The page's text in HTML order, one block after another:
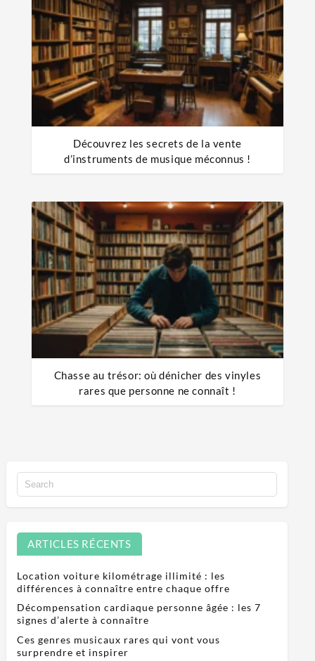
Découvrez les secrets de la vente
d’instruments de musique méconnus !
Chasse au trésor: où dénicher des vinyles
rares que personne ne connaît !
ARTICLES RÉCENTS
Location voiture kilométrage illimité : les
différences à connaître entre chaque offre
Décompensation cardiaque personne âgée : les 7
signes d’alerte à connaître
Ces genres musicaux rares qui vont vous
surprendre et inspirer